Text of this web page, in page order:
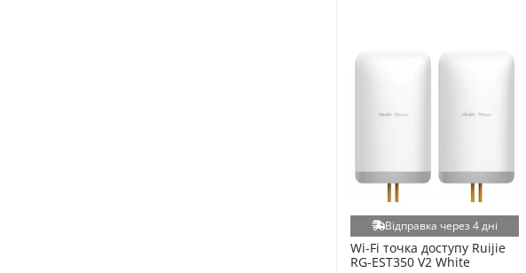
Відправка через 4 дні
Wi-Fi точка доступу Ruijie
RG-EST350 V2 White